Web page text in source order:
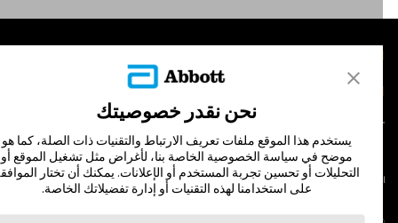
والأحكام سياسة الخصوصية
نحن نقدر خصوصيتك
يستخدم هذا الموقع ملفات تعريف الارتباط والتقنيات ذات الصلة، كما هو
موضح في سياسة الخصوصية الخاصة بنا، لأغراض مثل تشغيل الموقع أو
التحليلات أو تحسين تجربة المستخدم أو الإعلانات. يمكنك أن تختار الموافقة
على استخدامنا لهذه التقنيات أو إدارة تفضيلاتك الخاصة.